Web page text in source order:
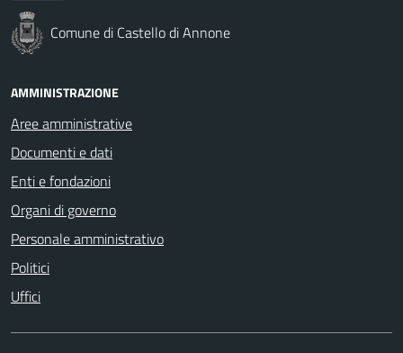
Comune di Castello di Annone
AMMINISTRAZIONE
Aree amministrative
Documenti e dati
Enti e fondazioni
Organi di governo
Personale amministrativo
Politici
Uffici